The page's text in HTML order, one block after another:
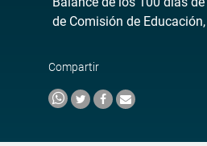
de Comisión de
Compartir